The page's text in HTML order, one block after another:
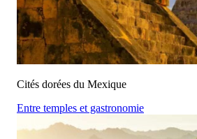
Cités dorées du Mexique
Entre temples et gastronomie